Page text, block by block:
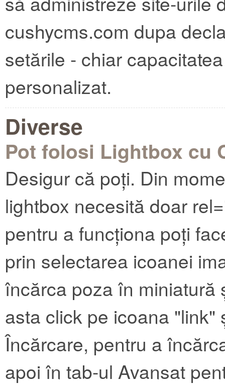
cushycms.com dupa
setările - chiar
personalizat.
Diverse
Pot folosi Lightbox cu
Desigur că poți. Din
lightbox necesită doar
pentru a funcționa poți
prin selectarea icoanei
încărca poza în miniatură
asta click pe icoana
Încărcare, pentru a
apoi în tab-ul Avansat